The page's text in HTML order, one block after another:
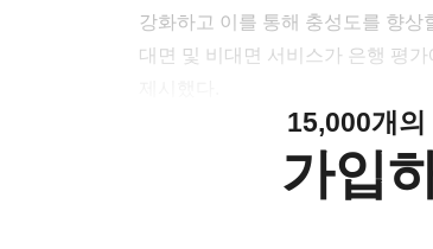
강화하고 이를 통해 충성도를 향상
대면 및 비대면 서비스가 은행 평
15,000개
가입